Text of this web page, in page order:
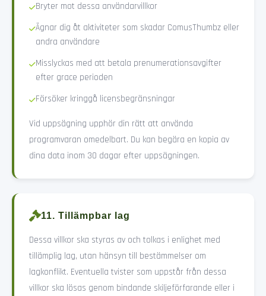
Bryter mot dessa användarvillkor
Ägnar dig åt aktiviteter som skadar ComusThumbz eller
andra användare
Misslyckas med att betala prenumerationsavgifter
efter grace perioden
Försöker kringgå licensbegränsningar
Vid uppsägning upphör din rätt att använda
programvaran omedelbart. Du kan begära en kopia av
dina data inom 30 dagar efter uppsägningen.
11. Tillämpbar lag
Dessa villkor ska styras av och tolkas i enlighet med
tillämplig lag, utan hänsyn till bestämmelser om
lagkonflikt. Eventuella tvister som uppstår från dessa
villkor ska lösas genom bindande skiljeförfarande eller i